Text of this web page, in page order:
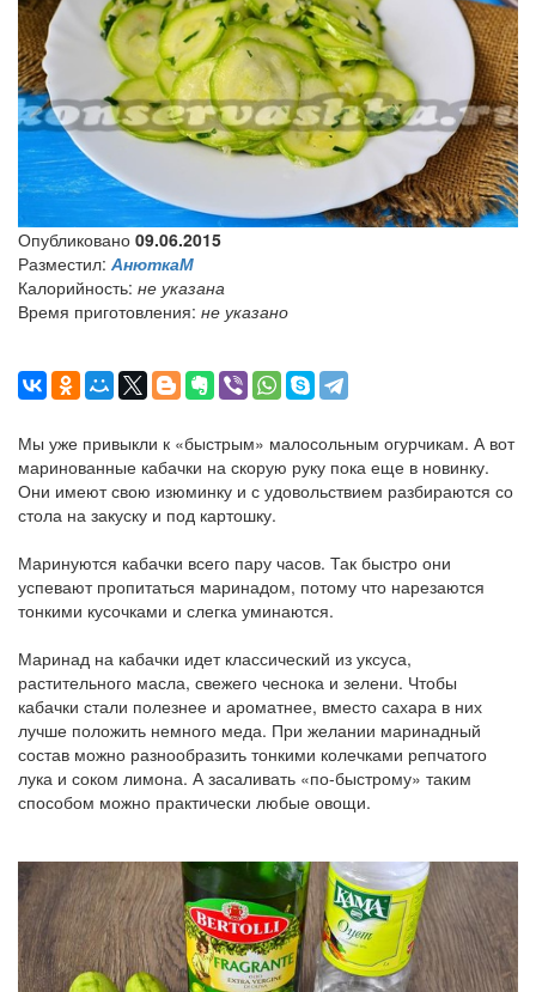
Опубликовано 09.06.2015
Разместил: АнюткаМ
Калорийность: не указана
Время приготовления: не указано
Мы уже привыкли к «быстрым» малосольным огурчикам. А вот
маринованные кабачки на скорую руку пока еще в новинку.
Они имеют свою изюминку и с удовольствием разбираются со
стола на закуску и под картошку.
Маринуются кабачки всего пару часов. Так быстро они
успевают пропитаться маринадом, потому что нарезаются
тонкими кусочками и слегка уминаются.
Маринад на кабачки идет классический из уксуса,
растительного масла, свежего чеснока и зелени. Чтобы
кабачки стали полезнее и ароматнее, вместо сахара в них
лучше положить немного меда. При желании маринадный
состав можно разнообразить тонкими колечками репчатого
лука и соком лимона. А засаливать «по-быстрому» таким
способом можно практически любые овощи.